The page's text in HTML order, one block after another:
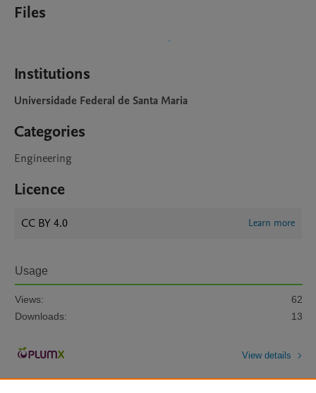
Files
Institutions
Universidade Federal de Santa Maria
Categories
Engineering
Licence
CC BY 4.0 Learn more
Usage
Views:
62
Downloads:
13
View details